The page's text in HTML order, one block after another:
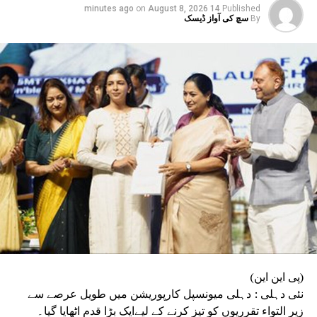
Published
14 minutes ago
on August 8, 2026
By سچ کی آواز ڈیسک
(پی این این)
نئی دہلی : دہلی میونسپل کارپوریشن میں طویل عرصے سے
زیر التواء تقرریوں کو تیز کرنے کے لیےایک بڑا قدم اٹھایا گیا۔